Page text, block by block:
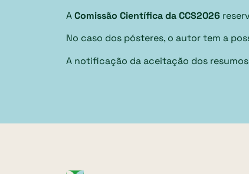
AComissão Científica da CCS2026
No caso dos pósteres, o autor tem a
A notificação da aceitação dos